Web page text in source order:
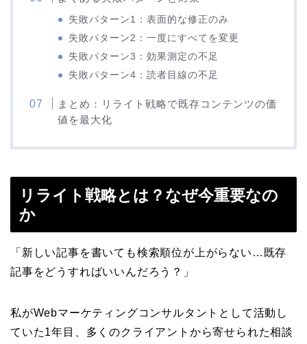
失敗パターン1：表面的な修正のみ
失敗パターン2：一度にすべてを変更
失敗パターン3：効果測定の不足
失敗パターン4：読者目線の不足
まとめ：リライト戦略で既存コンテンツの価
値を最大化
リライト戦略とは？なぜ今重要なの
か
「新しい記事を書いても検索順位が上がらない…既存
記事をどうすればいいんだろう？」
私がWebマーケティングコンサルタントとして活動し
ていた1年目、多くのクライアントから寄せられた相談